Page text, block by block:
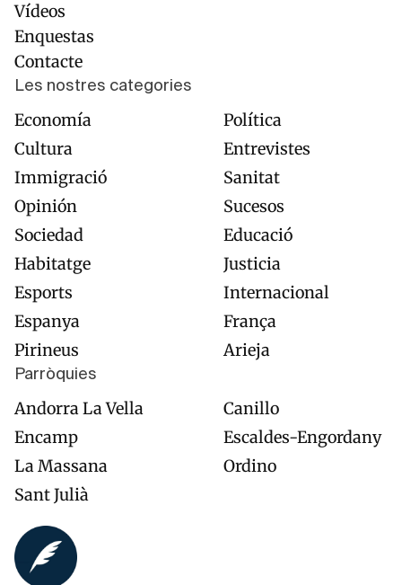
Vídeos
Enquestas
Contacte
Les nostres categories
Economía
Política
Cultura
Entrevistes
Immigració
Sanitat
Opinión
Sucesos
Sociedad
Educació
Habitatge
Justicia
Esports
Internacional
Espanya
França
Pirineus
Arieja
Parròquies
Andorra La Vella
Canillo
Encamp
Escaldes-Engordany
La Massana
Ordino
Sant Julià